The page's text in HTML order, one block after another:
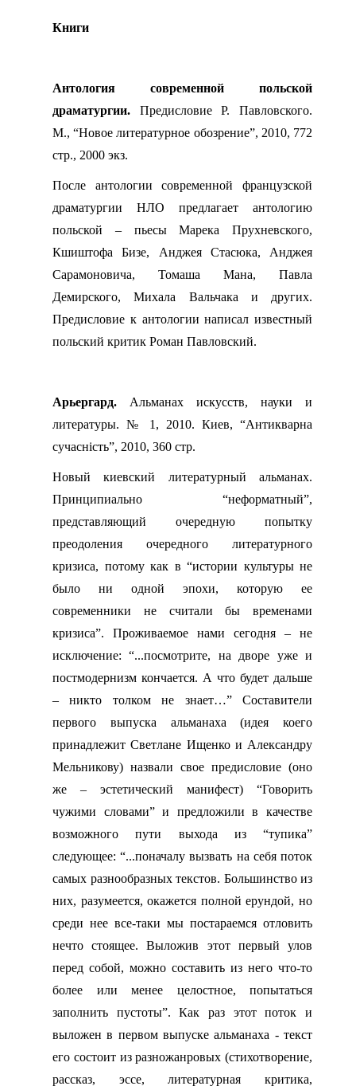
Книги
Антология современной польской
драматургии. Предисловие Р. Павловского.
М., “Новое литературное обозрение”, 2010, 772
стр., 2000 экз.
После антологии современной французской
драматургии НЛО предлагает антологию
польской – пьесы Марека Прухневского,
Кшиштофа Бизе, Анджея Стасюка, Анджея
Сарамоновича, Томаша Мана, Павла
Демирского, Михала Вальчака и других.
Предисловие к антологии написал известный
польский критик Роман Павловский.
Арьергард. Альманах искусств, науки и
литературы. № 1, 2010. Киев, “Антикварна
сучаснiсть”, 2010, 360 стр.
Новый киевский литературный альманах.
Принципиально “неформатный”,
представляющий очередную попытку
преодоления очередного литературного
кризиса, потому как в “истории культуры не
было ни одной эпохи, которую ее
современники не считали бы временами
кризиса”. Проживаемое нами сегодня – не
исключение: “...посмотрите, на дворе уже и
постмодернизм кончается. А что будет дальше
– никто толком не знает…” Составители
первого выпуска альманаха (идея коего
принадлежит Светлане Ищенко и Александру
Мельникову) назвали свое предисловие (оно
же – эстетический манифест) “Говорить
чужими словами” и предложили в качестве
возможного пути выхода из “тупика”
следующее: “...поначалу вызвать на себя поток
самых разнообразных текстов. Большинство из
них, разумеется, окажется полной ерундой, но
среди нее все-таки мы постараемся отловить
нечто стоящее. Выложив этот первый улов
перед собой, можно составить из него что-то
более или менее целостное, попытаться
заполнить пустоты”. Как раз этот поток и
выложен в первом выпуске альманаха - текст
его состоит из разножанровых (стихотворение,
рассказ, эссе, литературная критика,